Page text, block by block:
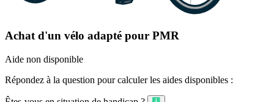
Achat d'un vélo adapté pour PMR
Aide non disponible
Répondez à la question pour calculer les aides disponibles :